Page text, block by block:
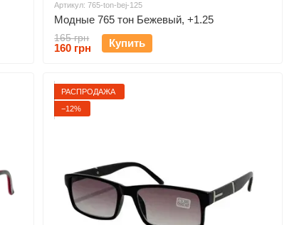
Артикул: 765-ton-bej-125
Модные 765 тон Бежевый, +1.25
165 грн
160 грн Купить
РАСПРОДАЖА
−12%